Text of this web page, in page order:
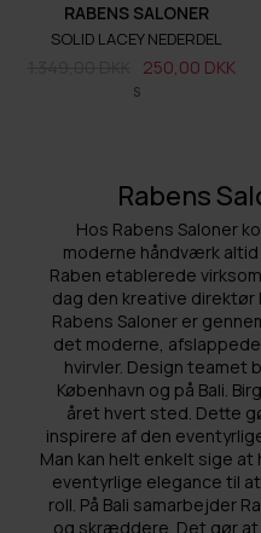
S
RABENS SALONER
SOLID LACEY NEDERDEL
250,00 DKK
Rabens
Hos Rabens Saloner
moderne håndværk altid
Raben etablerede
dag den kreative direktør
Rabens Saloner er
det moderne,
hvirvler. Design teamet
København og på Bali.
året hvert sted. Dette
inspirere af den
Man kan helt enkelt sige at
eventyrlige elegance til
roll. På Bali samarbejder
og skræddere. Det gør